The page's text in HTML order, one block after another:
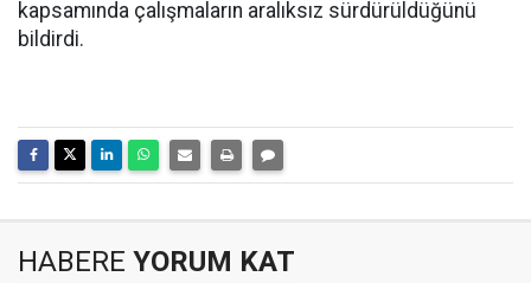
kapsamında çalışmaların aralıksız sürdürüldüğünü
bildirdi.
HABERE YORUM KAT